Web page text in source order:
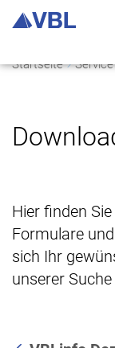
Startseite Service
Hier finden
Formulare
sich Ihr
unserer